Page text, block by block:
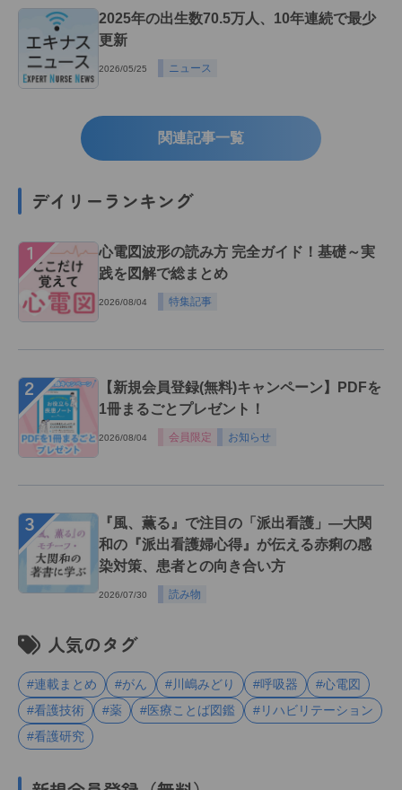
2025年の出生数70.5万人、10年連続で最少
更新
2026/05/25 ニュース
関連記事一覧
デイリーランキング
１
心電図波形の読み方 完全ガイド！基礎～実
践を図解で総まとめ
2026/08/04 特集記事
２
【新規会員登録(無料)キャンペーン】PDFを
1冊まるごとプレゼント！
2026/08/04 会員限定 お知らせ
３
『風、薫る』で注目の「派出看護」―大関
和の『派出看護婦心得』が伝える赤痢の感
染対策、患者との向き合い方
2026/07/30 読み物
人気のタグ
#連載まとめ #がん #川嶋みどり #呼吸器
#心電図
#看護技術
#薬 #医療ことば図鑑
#リハビリテーション
#看護研究